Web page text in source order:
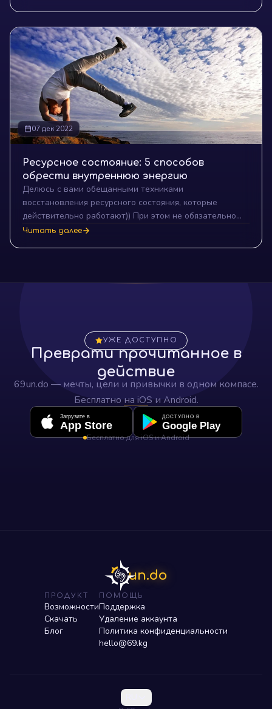
упорства на пути к личному и профессиональному
развитию.
07 дек 2022
Ресурсное состояние: 5 способов
обрести внутреннюю энергию
Делюсь с вами обещанными техниками
восстановления ресурсного состояния, которые
действительно работают)) При этом не обязательно
посещать психологов, вполне можно "подзарядить"
Читать далее
УЖЕ ДОСТУПНО
Преврати прочитанное в
действие
69un.do — мечты, цели и привычки в одном компасе.
Бесплатно на iOS и Android.
Загрузите в
App Store
ДОСТУПНО В
Google Play
Бесплатно для iOS и Android
un.do
ПРОДУКТ
Возможности
Скачать
Блог
ПОМОЩЬ
Поддержка
Удаление аккаунта
Политика конфиденциальности
hello@69.kg